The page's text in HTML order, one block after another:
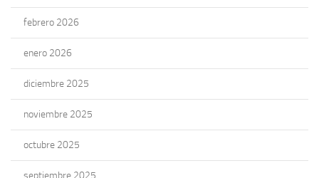
febrero 2026
enero 2026
diciembre 2025
noviembre 2025
octubre 2025